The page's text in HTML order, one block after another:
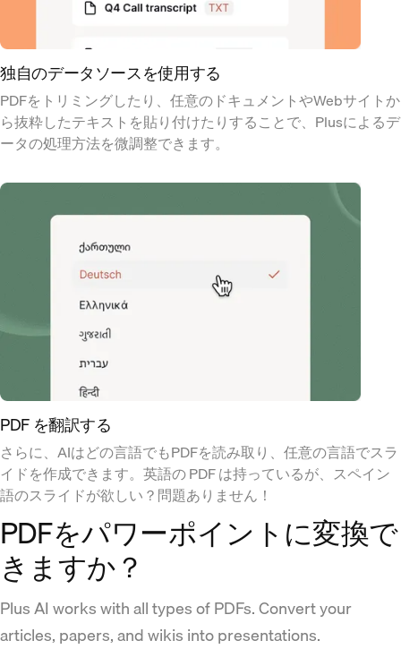
独自のデータソースを使用する
PDFをトリミングしたり、任意のドキュメントやWebサイトか
ら抜粋したテキストを貼り付けたりすることで、Plusによるデ
ータの処理方法を微調整できます。
PDF を翻訳する
さらに、AIはどの言語でもPDFを読み取り、任意の言語でスラ
イドを作成できます。英語の PDF は持っているが、スペイン
語のスライドが欲しい？問題ありません！
PDFをパワーポイントに変換で
きますか？
Plus AI works with all types of PDFs. Convert your
articles, papers, and wikis into presentations.